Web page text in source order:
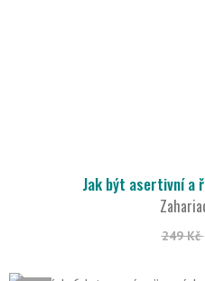
Jak být asertivní a
249 Kč